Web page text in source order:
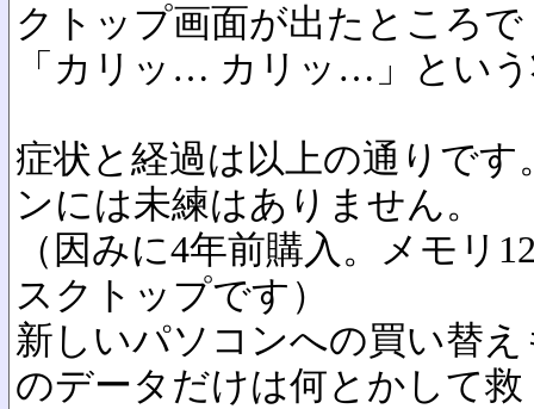
クトップ画面が出たところで
「カリッ… カリッ…」とい
症状と経過は以上の通りで
ンには未練はありません。
（因みに4年前購入。メモリ
スクトップです）
新しいパソコンへの買い替
のデータだけは何とかして救